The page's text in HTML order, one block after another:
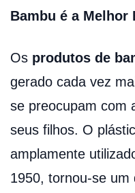
Bambu é a Melhor
Os produtos de
gerado cada vez
se preocupam com
seus filhos. O
amplamente
1950, tornou-se um